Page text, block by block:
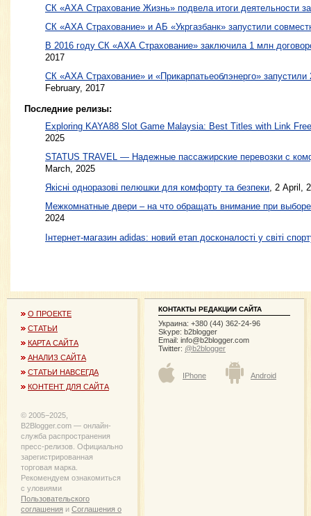
СК «АХА Страхование Жизнь» подвела итоги деятельности
СК «АХА Страхование» и АБ «Укргазбанк» запустили
В 2016 году СК «АХА Страхование» заключила 1 млн
2017
СК «АХА Страхование» и «Прикарпатьеоблэнерго» запустили
February, 2017
Последние релизы:
Exploring KAYA88 Slot Game Malaysia: Best Titles with Link
2025
STATUS TRAVEL — Надежные пассажирские перевозки с
March, 2025
Якісні одноразові пелюшки для комфорту та безпеки, 2 April,
Межкомнатные двери – на что обращать внимание при
2024
Інтернет-магазин adidas: новий етап досконалості у світі
О ПРОЕКТЕ
СТАТЬИ
КАРТА САЙТА
АНАЛИЗ САЙТА
СТАТЬИ НАВСЕГДА
КОНТЕНТ ДЛЯ САЙТА
© 2005−2025,
B2Blogger.com — онлайн-
служба распространения
пресс-релизов. Официально
зарегистрированная
торговая марка.
Рекомендуем ознакомиться
с уловиями
Пользовательского
соглашения и Соглашения о
КОНТАКТЫ РЕДАКЦИИ САЙТА
Украина: +380 (44) 362-24-96
Skype: b2blogger
Email: info@b2blogger.com
Twitter: @b2blogger
IPhone Android